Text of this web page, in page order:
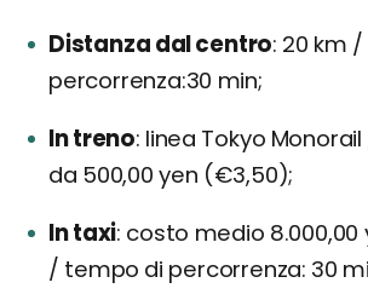
Distanza dal centro 20 km
percorrenza:30 min;
In treno linea Tokyo
da 500,00 yen (€3,50);
In taxi costo medio
/ tempo di percorrenza: 30